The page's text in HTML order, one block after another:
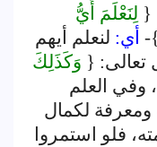
{ لِنَعْلَمَ أَيُّ
}- أي: لنعلم أيهم
تعالى: { وَكَذَلِكَ
وفي العلم
ومعرفة لكمال
فلو استمروا